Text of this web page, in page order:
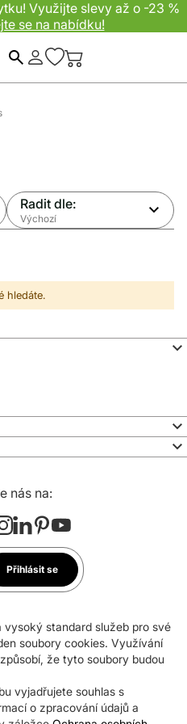
Využijte slevy až o -23 %
se na nabídku!
Radit dle:
Výchozí
hledáte.
nás na:
Přihlásit se
odvolat.
a ocenění
standard služeb pro své
soubory cookies. Využívání
že tyto soubory budou
vyjadřujete souhlas s
o zpracování údajů a